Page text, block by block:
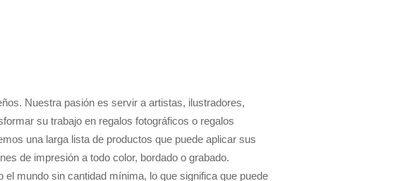
Nuestra pasión es servir a artistas, ilustradores,
su trabajo en regalos fotográficos o regalos
una larga lista de productos que puede aplicar sus
de impresión a todo color, bordado o grabado.
mundo sin cantidad mínima, lo que significa que puede